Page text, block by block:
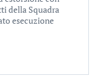
della Squadra
esecuzione